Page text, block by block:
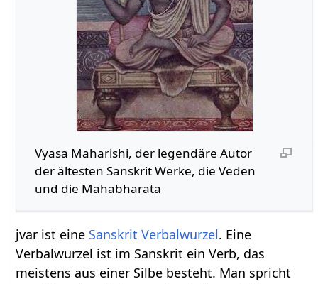
Vyasa Maharishi, der legendäre Autor
der ältesten Sanskrit Werke, die Veden
und die Mahabharata
jvar ist eine Sanskrit Verbalwurzel. Eine
Verbalwurzel ist im Sanskrit ein Verb, das
meistens aus einer Silbe besteht. Man spricht